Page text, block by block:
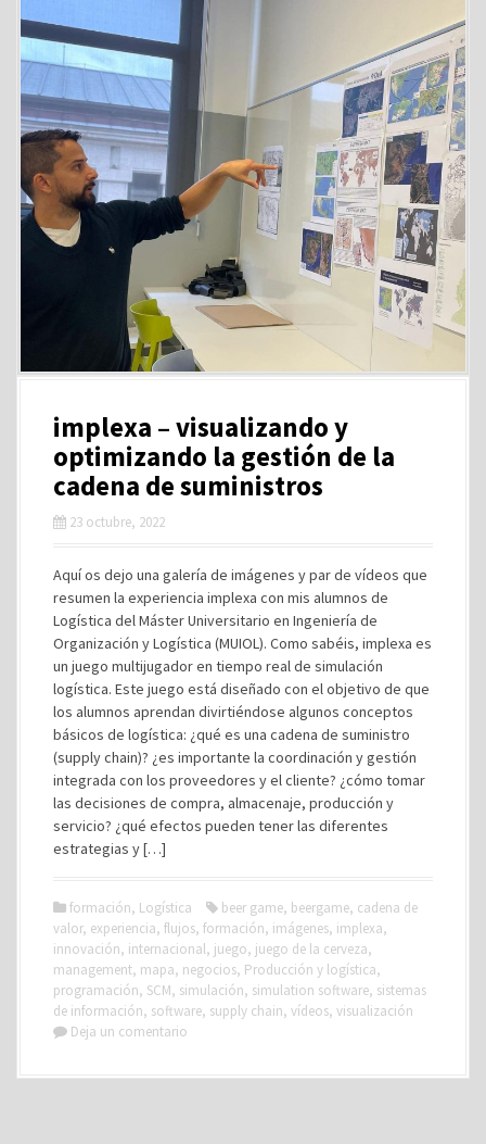
implexa – visualizando y
optimizando la gestión de la
cadena de suministros
23 octubre, 2022
Aquí os dejo una galería de imágenes y par de vídeos que
resumen la experiencia implexa con mis alumnos de
Logística del Máster Universitario en Ingeniería de
Organización y Logística (MUIOL). Como sabéis, implexa es
un juego multijugador en tiempo real de simulación
logística. Este juego está diseñado con el objetivo de que
los alumnos aprendan divirtiéndose algunos conceptos
básicos de logística: ¿qué es una cadena de suministro
(supply chain)? ¿es importante la coordinación y gestión
integrada con los proveedores y el cliente? ¿cómo tomar
las decisiones de compra, almacenaje, producción y
servicio? ¿qué efectos pueden tener las diferentes
estrategias y […]
formación, Logística beer game, beergame, cadena de
valor, experiencia, flujos, formación, imágenes, implexa,
innovación, internacional, juego, juego de la cerveza,
management, mapa, negocios, Producción y logística,
programación, SCM, simulación, simulation software, sistemas
de información, software, supply chain, vídeos, visualización
Deja un comentario